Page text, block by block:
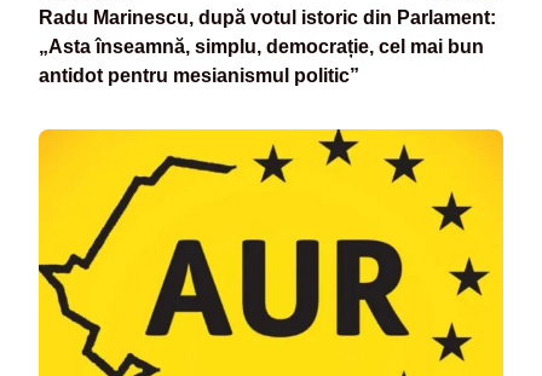
Radu Marinescu, după votul istoric din Parlament:
„Asta înseamnă, simplu, democrație, cel mai bun
antidot pentru mesianismul politic”